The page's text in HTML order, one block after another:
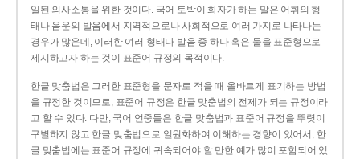
일된 의사소통을 위한 것이다. 국어 토박이 화자가 하는 말은 어휘의 형
태나 음운의 발음에서 지역적으로나 사회적으로 여러 가지로 나타나는
경우가 많은데, 이러한 여러 형태나 발음 중 하나 혹은 둘을 표준형으로
제시하고자 하는 것이 표준어 규정의 목적이다.
한글 맞춤법은 그러한 표준형을 문자로 적을 때 올바르게 표기하는 방법
을 규정한 것이므로, 표준어 규정은 한글 맞춤법의 전제가 되는 규정이라
고 할 수 있다. 다만, 국어 언중들은 한글 맞춤법과 표준어 규정을 뚜렷이
구별하지 않고 한글 맞춤법으로 일원화하여 이해하는 경향이 있어서, 한
글 맞춤법에는 표준어 규정에 귀속되어야 할 만한 예가 많이 포함되어 있